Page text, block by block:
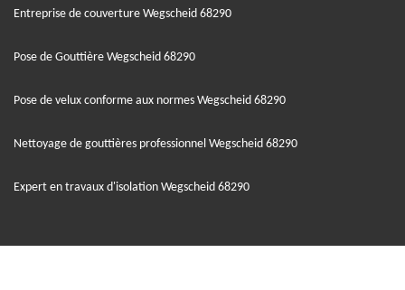
Entreprise de couverture Wegscheid 68290
Pose de Gouttière Wegscheid 68290
Pose de velux conforme aux normes Wegscheid 68290
Nettoyage de gouttières professionnel Wegscheid 68290
Expert en travaux d'isolation Wegscheid 68290